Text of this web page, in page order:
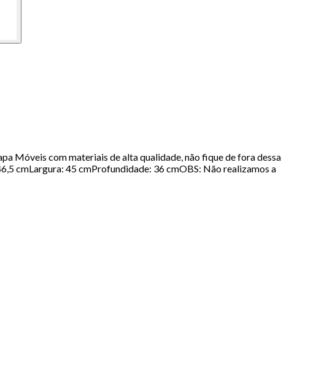
Móveis com materiais de alta qualidade, não fique de fora dessa
cmLargura: 45 cmProfundidade: 36 cmOBS: Não realizamos a